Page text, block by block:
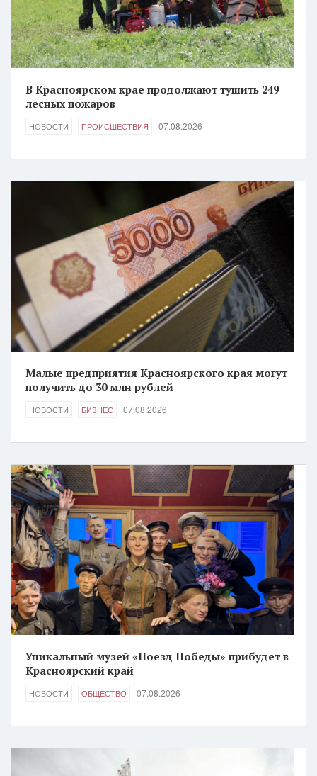
В Красноярском крае продолжают тушить 249
лесных пожаров
НОВОСТИ ПРОИСШЕСТВИЯ 07.08.2026
Малые предприятия Красноярского края могут
получить до 30 млн рублей
НОВОСТИ БИЗНЕС 07.08.2026
Уникальный музей «Поезд Победы» прибудет в
Красноярский край
НОВОСТИ ОБЩЕСТВО 07.08.2026